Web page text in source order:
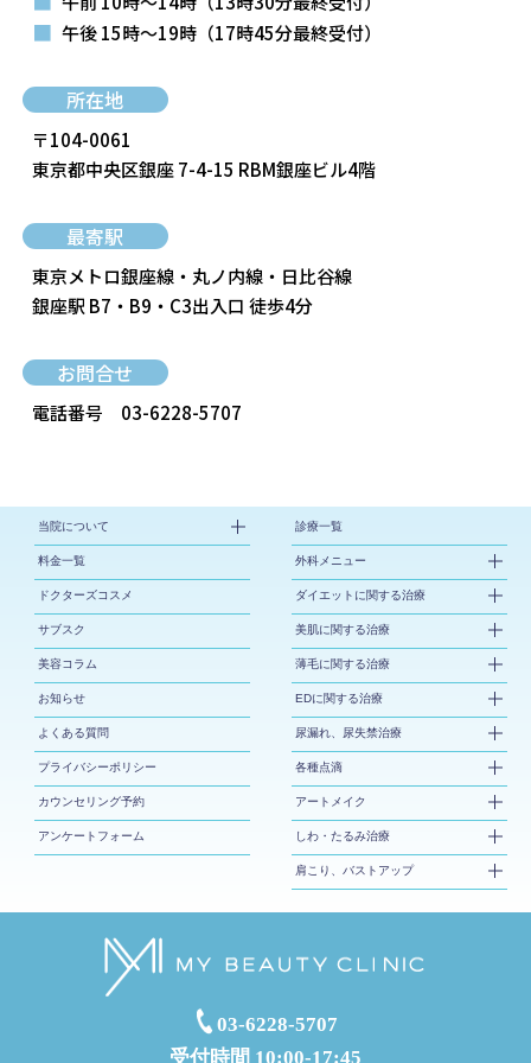
■ 午後 15時～19時 （17時45分最終受付）
所在地
〒104-0061
東京都中央区銀座 7-4-15 RBM銀座ビル4階
最寄駅
東京メトロ銀座線・丸ノ内線・日比谷線
銀座駅 B7・B9・C3出入口 徒歩4分
お問合せ
電話番号 03-6228-5707
当院について
料金一覧
ドクターズコスメ
サブスク
美容コラム
お知らせ
よくある質問
プライバシーポリシー
カウンセリング予約
アンケートフォーム
診療一覧
外科メニュー
ダイエットに関する治療
美肌に関する治療
薄毛に関する治療
EDに関する治療
尿漏れ、尿失禁治療
各種点滴
アートメイク
しわ・たるみ治療
肩こり、バストアップ
03-6228-5707
受付時間 10:00-17:45